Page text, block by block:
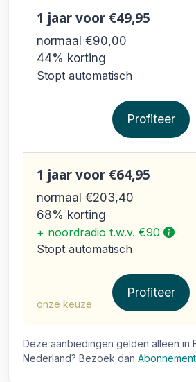
1 jaarvoor €49,95
normaal €90,00
44% korting
Stopt automatisch
Profiteer
onze keuze
1 jaarvoor €64,95
normaal €203,40
68% korting
+ noordradio t.w.v. €90
Stopt automatisch
Profiteer
Deze aanbiedingen gelden alleen in
Nederland? Bezoek dan